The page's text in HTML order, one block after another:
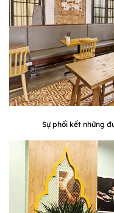
Sự phối kết những